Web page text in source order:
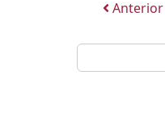
Anterior